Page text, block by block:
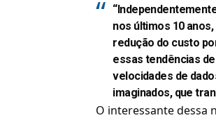
nos últimos 10
redução do custo
essas tendências
velocidades de
imaginados, que
O interessante dessa